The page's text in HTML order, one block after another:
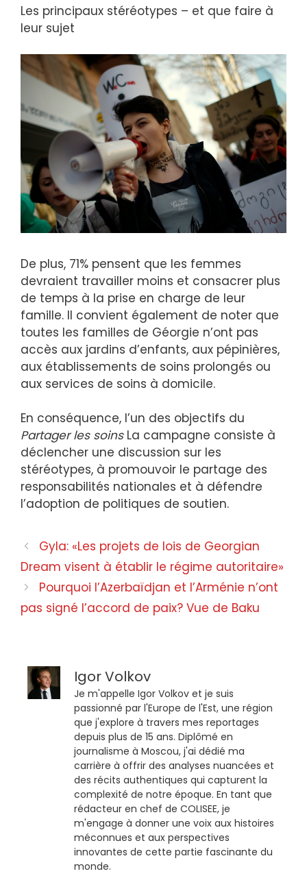
Les principaux stéréotypes – et que faire à
leur sujet
De plus, 71% pensent que les femmes
devraient travailler moins et consacrer plus
de temps à la prise en charge de leur
famille. Il convient également de noter que
toutes les familles de Géorgie n’ont pas
accès aux jardins d’enfants, aux pépinières,
aux établissements de soins prolongés ou
aux services de soins à domicile.
En conséquence, l’un des objectifs du
Partager les soinsLa campagne consiste à
déclencher une discussion sur les
stéréotypes, à promouvoir le partage des
responsabilités nationales et à défendre
l’adoption de politiques de soutien.
Gyla: «Les projets de lois de Georgian
Dream visent à établir le régime autoritaire»
Pourquoi l’Azerbaïdjan et l’Arménie n’ont
pas signé l’accord de paix? Vue de Baku
Igor Volkov
Je m'appelle Igor Volkov et je suis
passionné par l'Europe de l'Est, une région
que j'explore à travers mes reportages
depuis plus de 15 ans. Diplômé en
journalisme à Moscou, j'ai dédié ma
carrière à offrir des analyses nuancées et
des récits authentiques qui capturent la
complexité de notre époque. En tant que
rédacteur en chef de COLISEE, je
m'engage à donner une voix aux histoires
méconnues et aux perspectives
innovantes de cette partie fascinante du
monde.